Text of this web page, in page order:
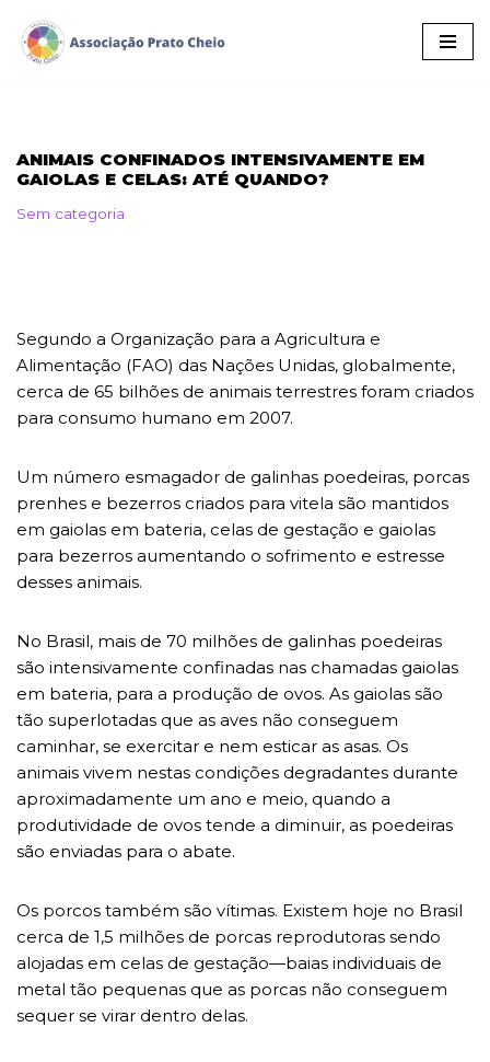
Pular
ANIMAIS CONFINADOS INTENSIVAMENTE EM
GAIOLAS E CELAS: ATÉ QUANDO?
Sem categoria
Segundo a Organização para a Agricultura e
Alimentação (FAO) das Nações Unidas, globalmente,
cerca de 65 bilhões de animais terrestres foram criados
para consumo humano em 2007.
Um número esmagador de galinhas poedeiras, porcas
prenhes e bezerros criados para vitela são mantidos
em gaiolas em bateria, celas de gestação e gaiolas
para bezerros aumentando o sofrimento e estresse
desses animais.
No Brasil, mais de 70 milhões de galinhas poedeiras
são intensivamente confinadas nas chamadas gaiolas
em bateria, para a produção de ovos. As gaiolas são
tão superlotadas que as aves não conseguem
caminhar, se exercitar e nem esticar as asas. Os
animais vivem nestas condições degradantes durante
aproximadamente um ano e meio, quando a
produtividade de ovos tende a diminuir, as poedeiras
são enviadas para o abate.
Os porcos também são vítimas. Existem hoje no Brasil
cerca de 1,5 milhões de porcas reprodutoras sendo
alojadas em celas de gestação—baias individuais de
metal tão pequenas que as porcas não conseguem
sequer se virar dentro delas.